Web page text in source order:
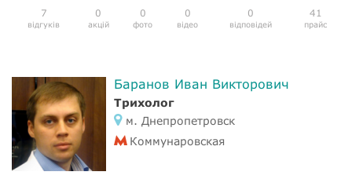
7
відгуків
0
акцій
0
фото
0
відео
0
відповідей
41
прайс
Баранов Иван Викторович
Трихолог
м. Днепропетровск
Коммунаровская